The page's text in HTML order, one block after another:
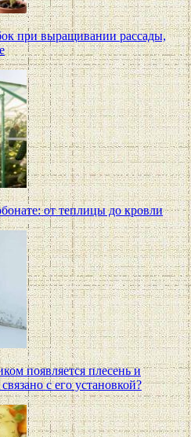
при выращивании рассады,
от теплицы до кровли
появляется плесень и
с его установкой?